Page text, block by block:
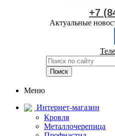
+7
Актуальные
Меню
Интернет-магазин
Кровля
Металлочерепица